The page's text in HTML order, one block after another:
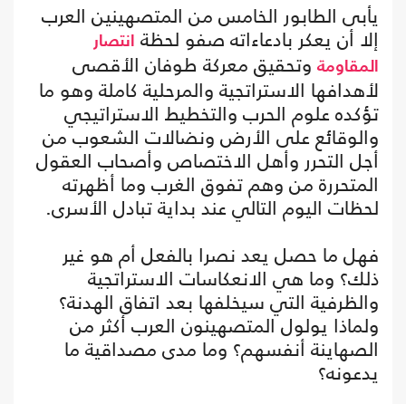
يأبى الطابور الخامس من المتصهينين العرب
إلا أن يعكر بادعاءاته صفو لحظة
انتصار
المقاومة وتحقيق معركة طوفان الأقصى
لأهدافها الاستراتجية والمرحلية كاملة وهو ما
تؤكده علوم الحرب والتخطيط الاستراتيجي
والوقائع على الأرض ونضالات الشعوب من
أجل التحرر وأهل الاختصاص وأصحاب العقول
المتحررة من وهم تفوق الغرب وما أظهرته
لحظات اليوم التالي عند بداية تبادل الأسرى.
فهل ما حصل يعد نصرا بالفعل أم هو غير
ذلك؟ وما هي الانعكاسات الاستراتجية
والظرفية التي سيخلفها بعد اتفاق الهدنة؟
ولماذا يولول المتصهينون العرب أكثر من
الصهاينة أنفسهم؟ وما مدى مصداقية ما
يدعونه؟